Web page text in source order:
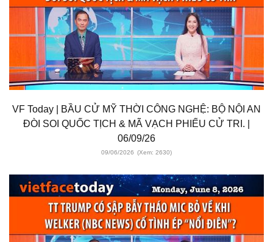
VF Today | BẦU CỬ MỸ THỜI CÔNG NGHỆ: BỘ NỘI AN
ĐÒI SOI QUỐC TỊCH & MÃ VẠCH PHIẾU CỬ TRI. |
06/09/26
09/06/2026 (Xem: 2630)